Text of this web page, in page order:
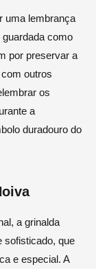
uma lembrança
como
por preservar a
outros
os
a
duradouro do
a grinalda
sofisticado, que
e especial. A